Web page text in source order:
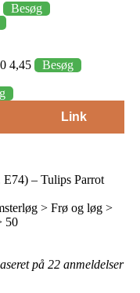
Besøg
4,45
Besøg
Link
– Tulips Parrot
> Frø og løg >
50
på 22 anmeldelser